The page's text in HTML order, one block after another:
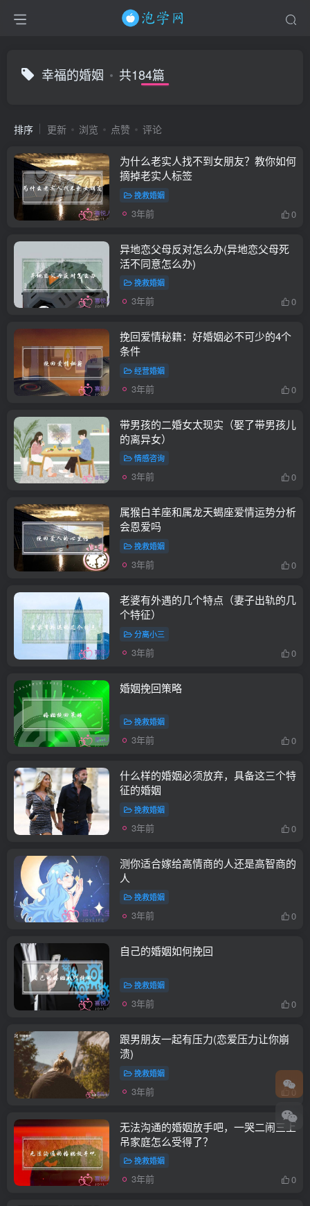
幸福的婚姻 共184篇
排序 更新 浏览 点赞 评论
为什么老实人找不到女朋友？教你如何
摘掉老实人标签
挽救婚姻
3年前 0
异地恋父母反对怎么办(异地恋父母死
活不同意怎么办)
挽救婚姻
3年前 0
挽回爱情秘籍：好婚姻必不可少的4个
条件
经营婚姻
3年前 0
带男孩的二婚女太现实（娶了带男孩儿
的离异女）
情感咨询
3年前 0
属猴白羊座和属龙天蝎座爱情运势分析
会恩爱吗
挽救婚姻
3年前 0
老婆有外遇的几个特点（妻子出轨的几
个特征）
分离小三
3年前 0
婚姻挽回策略
挽救婚姻
3年前 0
什么样的婚姻必须放弃，具备这三个特
征的婚姻
挽救婚姻
3年前 0
测你适合嫁给高情商的人还是高智商的
人
挽救婚姻
3年前 0
自己的婚姻如何挽回
挽救婚姻
3年前 0
跟男朋友一起有压力(恋爱压力让你崩
溃)
挽救婚姻
3年前 0
无法沟通的婚姻放手吧，一哭二闹三上
吊家庭怎么受得了？
挽救婚姻
3年前 0